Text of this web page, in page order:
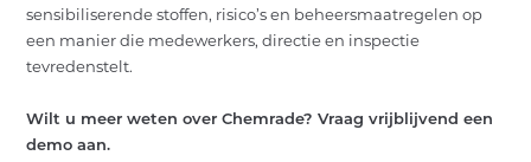
sensibiliserende stoffen, risico’s en beheersmaatregelen op
een manier die medewerkers, directie en inspectie
tevredenstelt.
Wilt u meer weten over Chemrade? Vraag vrijblijvend een
demo aan.